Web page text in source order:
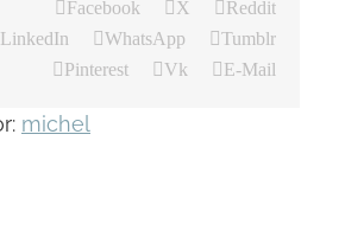
Facebook X
Reddit
LinkedIn
WhatsApp
Tumblr
Pinterest
Vk E-Mail
michel